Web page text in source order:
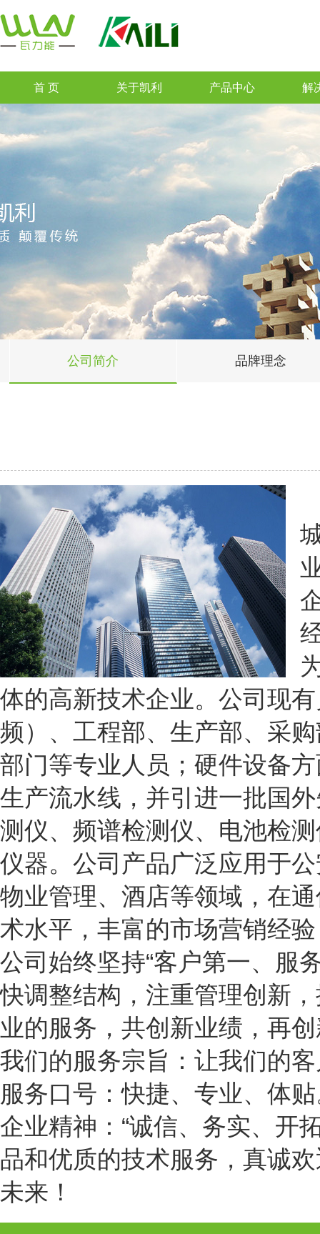
首 页 关于凯利 产品中心 解
公司简介 品牌理念
体的高新技术企业。公司现
频）、工程部、生产部、采
部门等专业人员；硬件设备
生产流水线，并引进一批国
测仪、频谱检测仪、电池检
仪器。公司产品广泛应用于
物业管理、酒店等领域，在
术水平，丰富的市场营销经
公司始终坚持“客户第一、服
快调整结构，注重管理创新
业的服务，共创新业绩，再
我们的服务宗旨：让我们的
服务口号：快捷、专业、体
企业精神：“诚信、务实、开
品和优质的技术服务，真诚
未来！